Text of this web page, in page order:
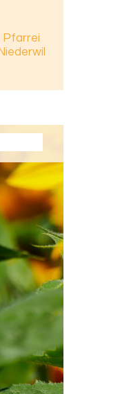
Pfarrei
Niederwil